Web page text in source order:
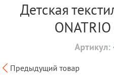
Детская
Артикул:
Предыдущий товар